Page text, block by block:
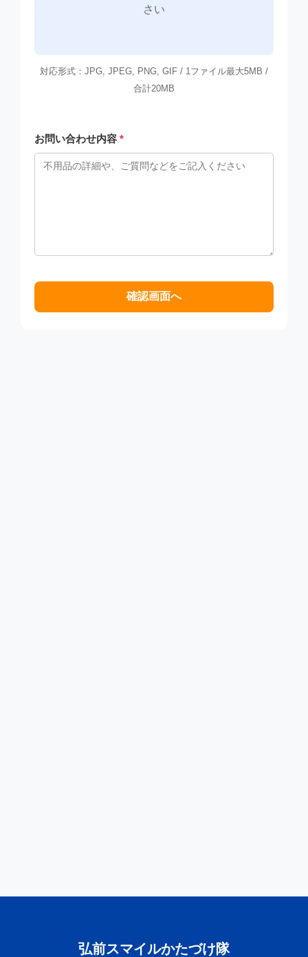
さい
対応形式：JPG, JPEG, PNG, GIF / 1ファイル最大5MB /
合計20MB
お問い合わせ内容 *
確認画面へ
弘前スマイルかたづけ隊